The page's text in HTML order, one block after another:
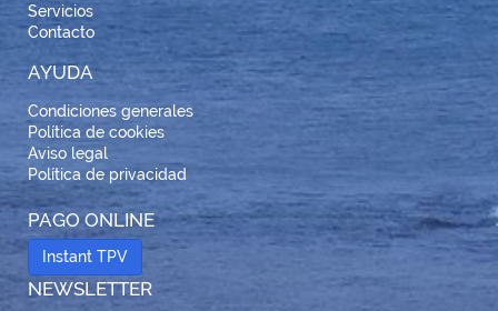
Servicios
Contacto
AYUDA
Condiciones generales
Política de cookies
Aviso legal
Política de privacidad
PAGO ONLINE
Instant TPV
NEWSLETTER